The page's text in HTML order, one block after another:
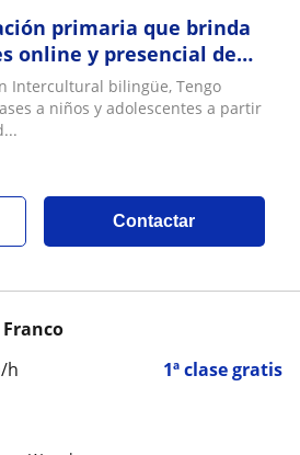
primaria que brinda
online y presencial de
en todas las áreas
Intercultural bilingüe, Tengo
a niños y adolescentes a partir
Contactar
/h 1ª clase gratis
Franco